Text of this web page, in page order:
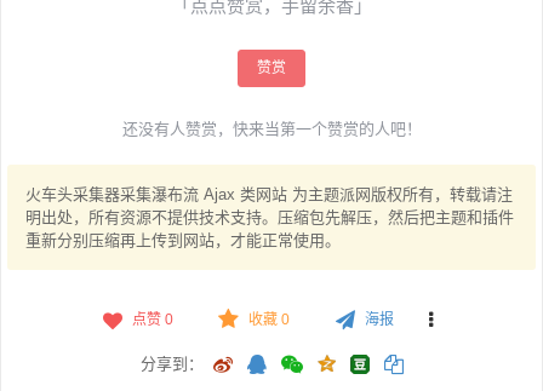
「点点赞赏，手留余香」
赞赏
还没有人赞赏，快来当第一个赞赏的人吧！
火车头采集器采集瀑布流 Ajax 类网站 为主题派网版权所有，转载请注
明出处，所有资源不提供技术支持。压缩包先解压，然后把主题和插件
重新分别压缩再上传到网站，才能正常使用。
点赞 0 收藏 0 海报
分享到：